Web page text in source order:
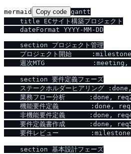
mermaid Copy code gantt
    title ECサイト構築プロジェクト
    dateFormat YYYY-MM-DD
    section プロジェクト管理
プロジェクト開始
週次MTG
    section 要件定義フェーズ
ステークホルダーヒアリング
業務フロー分析      :done,
機能要件定義        :done,
非機能要件定義      :done,
要件定義書作成      :done,
要件レビュー
    section 基本設計フェーズ